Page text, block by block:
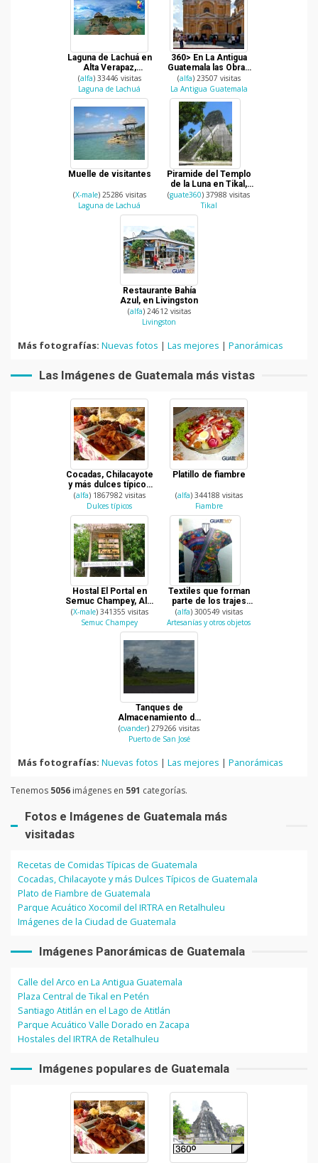
Laguna de Lachuá en
Alta Verapaz,
Guatemala
(alfa) 33446 visitas
Laguna de Lachuá
360> En La Antigua
Guatemala las Obras
Sociales del Hermano
Pedro
(alfa) 23507 visitas
La Antigua Guatemala
Muelle de visitantes
(X-male) 25286 visitas
Laguna de Lachuá
Piramide del Templo
de la Luna en Tikal,
Peten.
(guate360) 37988 visitas
Tikal
Restaurante Bahía
Azul, en Livingston
(alfa) 24612 visitas
Livingston
Más fotografías: Nuevas fotos | Las mejores | Panorámicas
Las Imágenes de Guatemala más vistas
Cocadas, Chilacayote
y más dulces típicos
de Guatemala
(alfa) 1867982 visitas
Dulces típicos
Platillo de fiambre
(alfa) 344188 visitas
Fiambre
Hostal El Portal en
Semuc Champey, Alta
Verapaz
(X-male) 341355 visitas
Semuc Champey
Textiles que forman
parte de los trajes
tipicos de Guatemala
(alfa) 300549 visitas
Artesanías y otros objetos
Tanques de
Almacenamiento de
gasolina
(cvander) 279266 visitas
Puerto de San José
Más fotografías: Nuevas fotos | Las mejores | Panorámicas
Tenemos 5056 imágenes en 591 categorías.
Fotos e Imágenes de Guatemala más
visitadas
Recetas de Comidas Típicas de Guatemala
Cocadas, Chilacayote y más Dulces Típicos de Guatemala
Plato de Fiambre de Guatemala
Parque Acuático Xocomil del IRTRA en Retalhuleu
Imágenes de la Ciudad de Guatemala
Imágenes Panorámicas de Guatemala
Calle del Arco en La Antigua Guatemala
Plaza Central de Tikal en Petén
Santiago Atitlán en el Lago de Atitlán
Parque Acuático Valle Dorado en Zacapa
Hostales del IRTRA de Retalhuleu
Imágenes populares de Guatemala